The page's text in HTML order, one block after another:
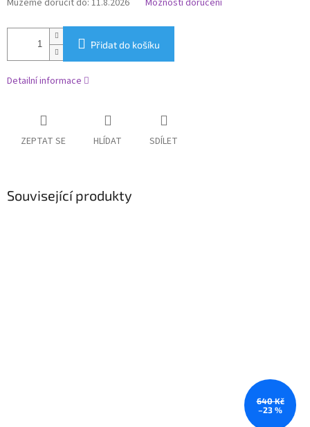
Můžeme doručit do: 11.8.2026 Možnosti doručení
Přidat do košíku
Detailní informace
ZEPTAT SE HLÍDAT SDÍLET
Související produkty
640 Kč
–23 %